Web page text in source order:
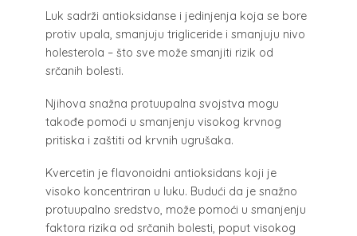
Luk sadrži antioksidanse i jedinjenja koja se bore
protiv upala, smanjuju trigliceride i smanjuju nivo
holesterola – što sve može smanjiti rizik od
srčanih bolesti.
Njihova snažna protuupalna svojstva mogu
takođe pomoći u smanjenju visokog krvnog
pritiska i zaštiti od krvnih ugrušaka.
Kvercetin je flavonoidni antioksidans koji je
visoko koncentriran u luku. Budući da je snažno
protuupalno sredstvo, može pomoći u smanjenju
faktora rizika od srčanih bolesti, poput visokog